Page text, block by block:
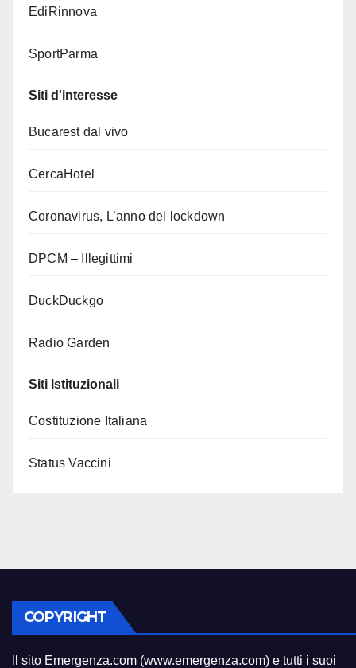
EdiRinnova
SportParma
Siti d'interesse
Bucarest dal vivo
CercaHotel
Coronavirus, L’anno del lockdown
DPCM – Illegittimi
DuckDuckgo
Radio Garden
Siti Istituzionali
Costituzione Italiana
Status Vaccini
COPYRIGHT
Il sito Emergenza.com (www.emergenza.com) e tutti i suoi